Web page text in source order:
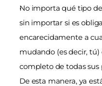
No importa qué tipo
sin importar si es
encarecidamente a
mudando (es decir,
completo de todas sus
De esta manera, ya